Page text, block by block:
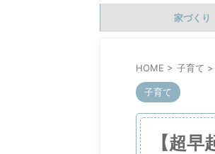
家づくり
HOME > 子育て >
子育て
【超